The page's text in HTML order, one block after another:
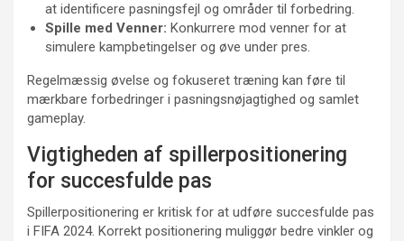
at identificere pasningsfejl og områder til forbedring.
Spille med Venner: Konkurrere mod venner for at
simulere kampbetingelser og øve under pres.
Regelmæssig øvelse og fokuseret træning kan føre til
mærkbare forbedringer i pasningsnøjagtighed og samlet
gameplay.
Vigtigheden af spillerpositionering
for succesfulde pas
Spillerpositionering er kritisk for at udføre succesfulde pas
i FIFA 2024. Korrekt positionering muliggør bedre vinkler og